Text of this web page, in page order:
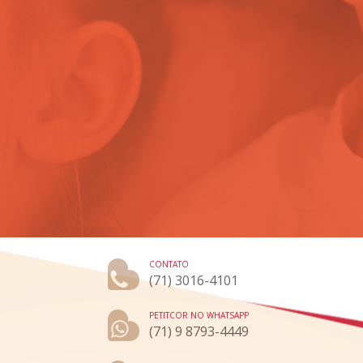
CONTATO
(71) 3016-4101
PETITCOR NO WHATSAPP
(71) 9 8793-4449